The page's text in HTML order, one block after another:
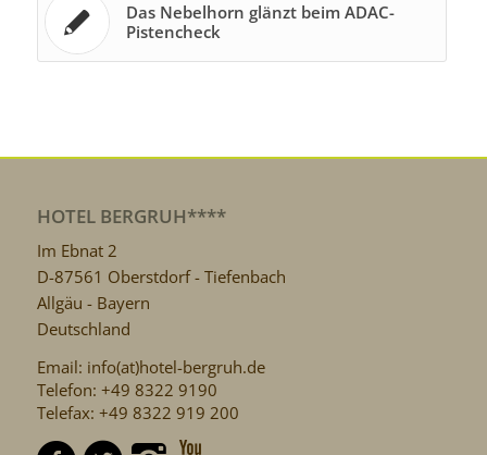
Das Nebelhorn glänzt beim ADAC-
Pistencheck
HOTEL BERGRUH****
Im Ebnat 2
D-87561 Oberstdorf - Tiefenbach
Allgäu - Bayern
Deutschland
Email: info(at)hotel-bergruh.de
Telefon: +49 8322 9190
Telefax: +49 8322 919 200